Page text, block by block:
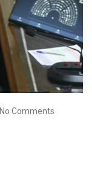
No Comments